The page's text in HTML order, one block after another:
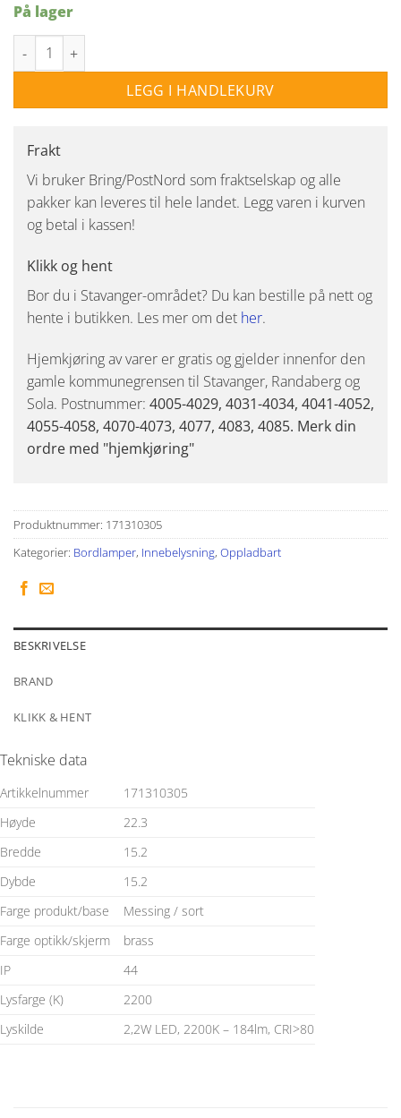
På lager
Aura oppladbar bordlampe IP44 Dimbar LED antall
LEGG I HANDLEKURV
Frakt
Vi bruker Bring/PostNord som fraktselskap og alle
pakker kan leveres til hele landet. Legg varen i kurven
og betal i kassen!
Klikk og hent
Bor du i Stavanger-området? Du kan bestille på nett og
hente i butikken. Les mer om det her.
Hjemkjøring av varer er gratis og gjelder innenfor den
gamle kommunegrensen til Stavanger, Randaberg og
Sola. Postnummer: 4005-4029, 4031-4034, 4041-4052,
4055-4058, 4070-4073, 4077, 4083, 4085. Merk din
ordre med "hjemkjøring"
Produktnummer: 171310305
Kategorier: Bordlamper, Innebelysning, Oppladbart
BESKRIVELSE
BRAND
KLIKK & HENT
Tekniske data
Artikkelnummer
171310305
Høyde
22.3
Bredde
15.2
Dybde
15.2
Farge produkt/base
Messing / sort
Farge optikk/skjerm
brass
IP
44
Lysfarge (K)
2200
Lyskilde
2,2W LED, 2200K – 184lm, CRI>80